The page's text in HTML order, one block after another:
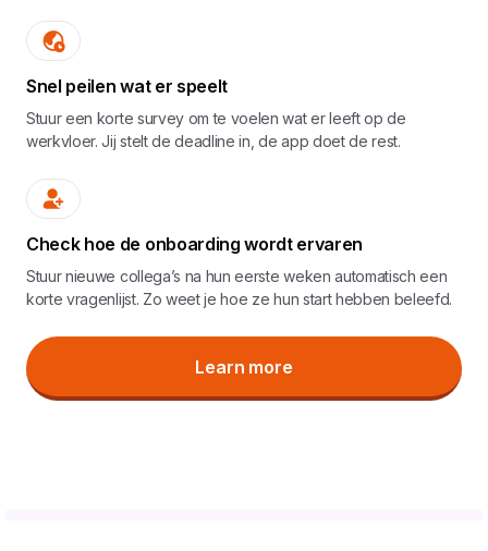
Snel peilen wat er speelt
Stuur een korte survey om te voelen wat er leeft op de
werkvloer. Jij stelt de deadline in, de app doet de rest.
Check hoe de onboarding wordt ervaren
Stuur nieuwe collega’s na hun eerste weken automatisch een
korte vragenlijst. Zo weet je hoe ze hun start hebben beleefd.
Learn more